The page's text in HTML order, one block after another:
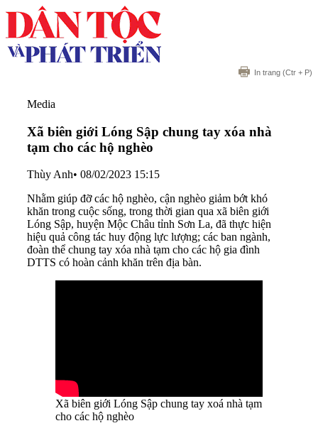
In trang (Ctr + P)
Media
Xã biên giới Lóng Sập chung tay xóa nhà
tạm cho các hộ nghèo
Thùy Anh• 08/02/2023 15:15
Nhằm giúp đỡ các hộ nghèo, cận nghèo giảm bớt khó
khăn trong cuộc sống, trong thời gian qua xã biên giới
Lóng Sập, huyện Mộc Châu tỉnh Sơn La, đã thực hiện
hiệu quả công tác huy động lực lượng; các ban ngành,
đoàn thể chung tay xóa nhà tạm cho các hộ gia đình
DTTS có hoàn cảnh khăn trên địa bàn.
Xã biên giới Lóng Sập chung tay xoá nhà tạm
cho các hộ nghèo